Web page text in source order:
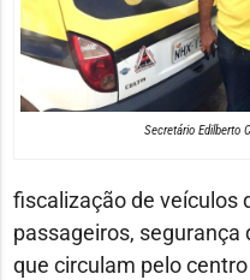
Secretário Edilberto
fiscalização de veículos
passageiros,
que circulam pelo